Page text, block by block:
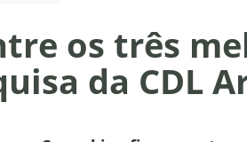
os três
da CDL